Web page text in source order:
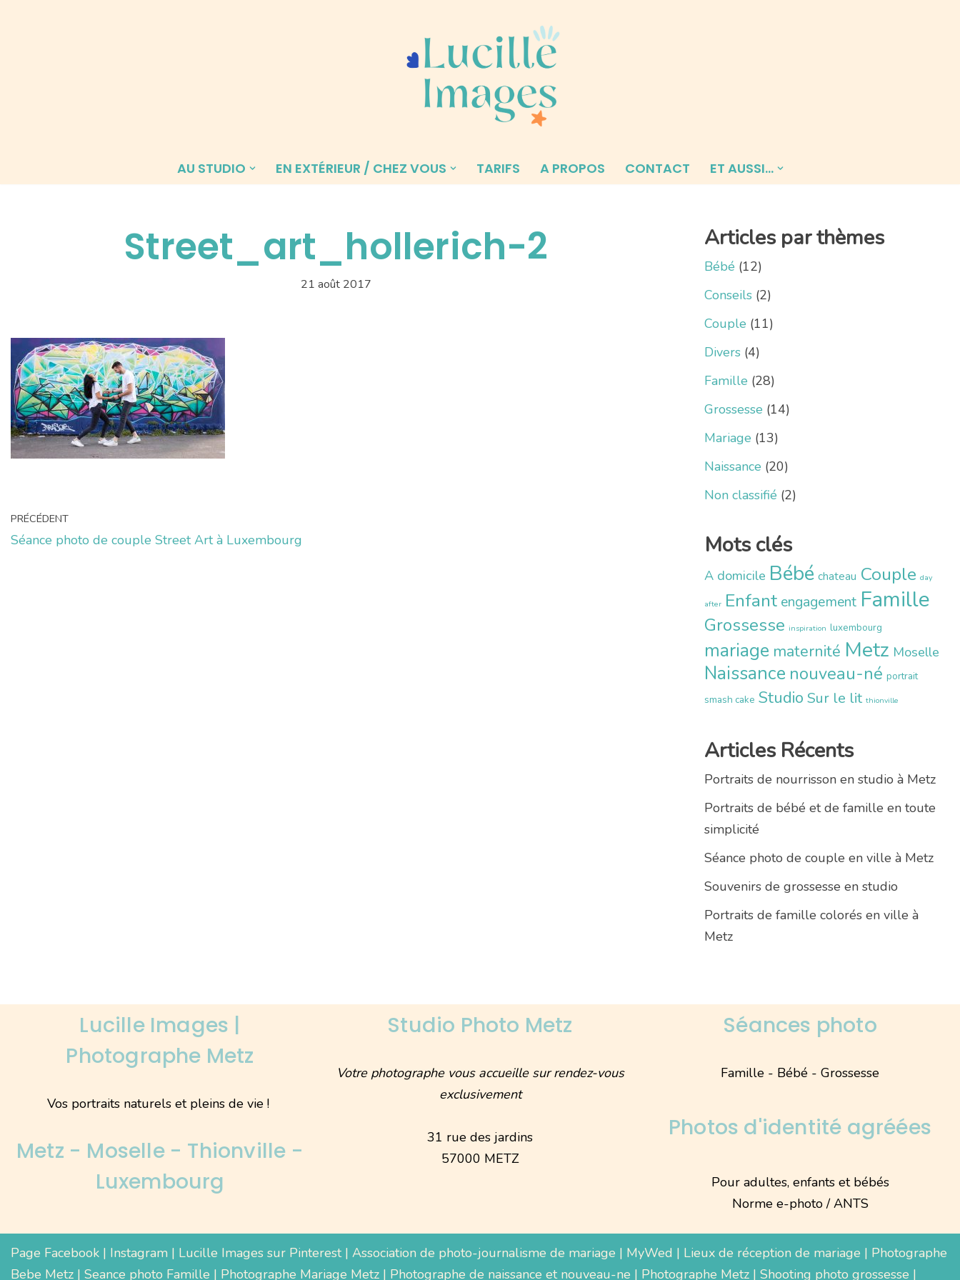
AU STUDIO EN EXTÉRIEUR / CHEZ VOUS TARIFS A PROPOS CONTACT ET AUSSI…
Street_art_hollerich-2
21 août 2017
PRÉCÉDENT
Séance photo de couple Street Art à Luxembourg
Articles par thèmes
Bébé (12)
Conseils(2)
Couple (11)
Divers(4)
Famille (28)
Grossesse (14)
Mariage (13)
Naissance (20)
Non classifié (2)
Mots clés
A domicile Bébé chateau Couple day
after Enfant engagement Famille
Grossesse inspiration luxembourg
mariage maternité Metz Moselle
Naissance nouveau-né portrait
smash cake Studio Sur le lit thionville
Articles Récents
Portraits de nourrisson en studio à Metz
Portraits de bébé et de famille en toute
simplicité
Séance photo de couple en ville à Metz
Souvenirs de grossesse en studio
Portraits de famille colorés en ville à
Metz
Lucille Images |
Photographe Metz
Vos portraits naturels et pleins de vie !
Metz - Moselle - Thionville -
Luxembourg
Studio Photo Metz
Votre photographe vous accueille sur rendez-vous
exclusivement
31 rue des jardins
57000 METZ
Séances photo
Famille - Bébé - Grossesse
Photos d'identité agréées
Pour adultes, enfants et bébés
Norme e-photo / ANTS
Page Facebook | Instagram | Lucille Images sur Pinterest| Association de photo-journalisme de mariage | MyWed | Lieux de réception de mariage | Photographe
Bebe Metz | Seance photo Famille | Photographe Mariage Metz | Photographe de naissance et nouveau-ne | Photographe Metz | Shooting photo grossesse |